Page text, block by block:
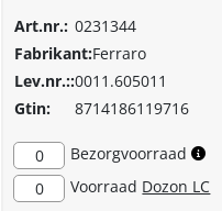
6050
Art.nr.: 0231344
Fabrikant:Ferraro
Lev.nr.::0011.605011
Gtin:
8714186119716
0
Bezorgvoorraad
0
Voorraad Dozon LC